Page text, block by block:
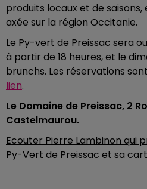
produits locaux et de
axée sur la région Occitanie.
Le Py-vert de Preissac sera
à partir de 18 heures, et le
brunchs. Les réservations
lien.
Le Domaine de Preissac, 2
Castelmaurou.
Ecouter Pierre Lambinon qui
Py-Vert de Preissac et sa